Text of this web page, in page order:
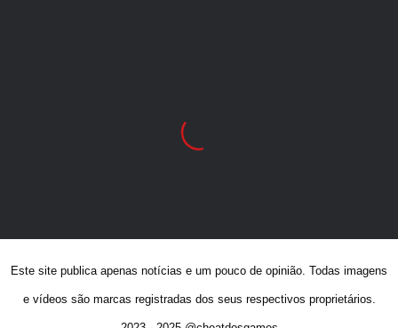
Este site publica apenas notícias e um pouco de opinião. Todas imagens
e vídeos são marcas registradas dos seus respectivos proprietários.